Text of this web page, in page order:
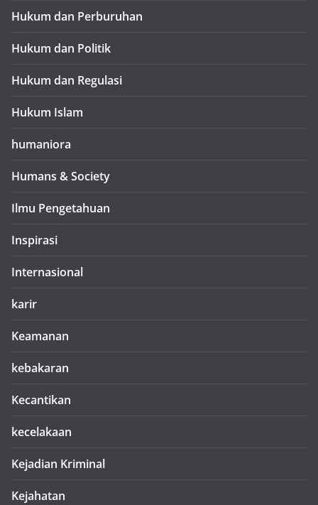
Hukum dan Perburuhan
Hukum dan Politik
Hukum dan Regulasi
Hukum Islam
humaniora
Humans & Society
Ilmu Pengetahuan
Inspirasi
Internasional
karir
Keamanan
kebakaran
Kecantikan
kecelakaan
Kejadian Kriminal
Kejahatan